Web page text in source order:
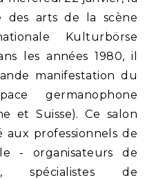
des arts de la scène
Kulturbörse
les années 1980, il
manifestation du
germanophone
et Suisse). Ce salon
professionnels de
- organisateurs de
spécialistes de